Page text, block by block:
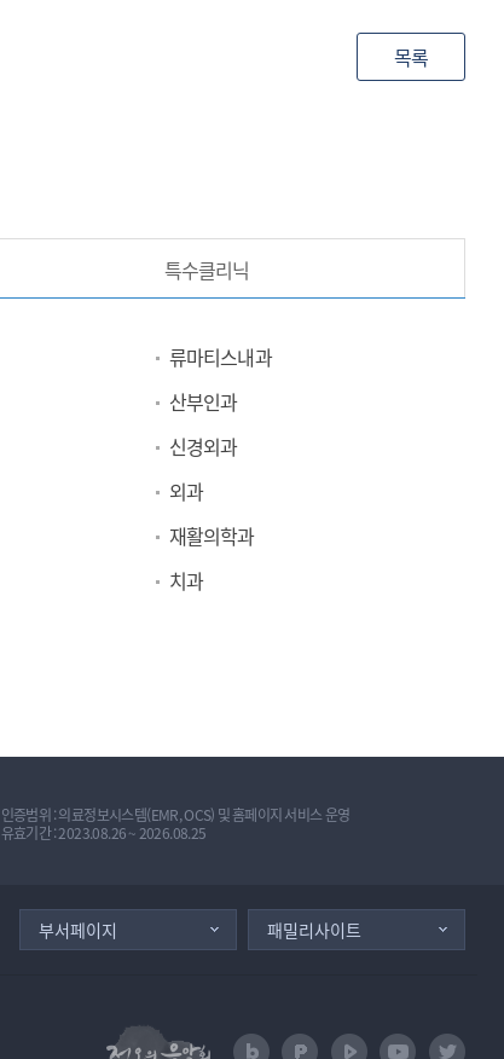
목록
특수클리닉
류마티스내과
산부인과
신경외과
외과
재활의학과
치과
정
보
인증범위 : 의료정보시스템(EMR, OCS) 및 홈페이지 서비스 운영
유효기간 : 2023.08.26 ~ 2026.08.25
부서페이지 패밀리사이트
정오의 음악회
naver blognaver postnaver TVU tube